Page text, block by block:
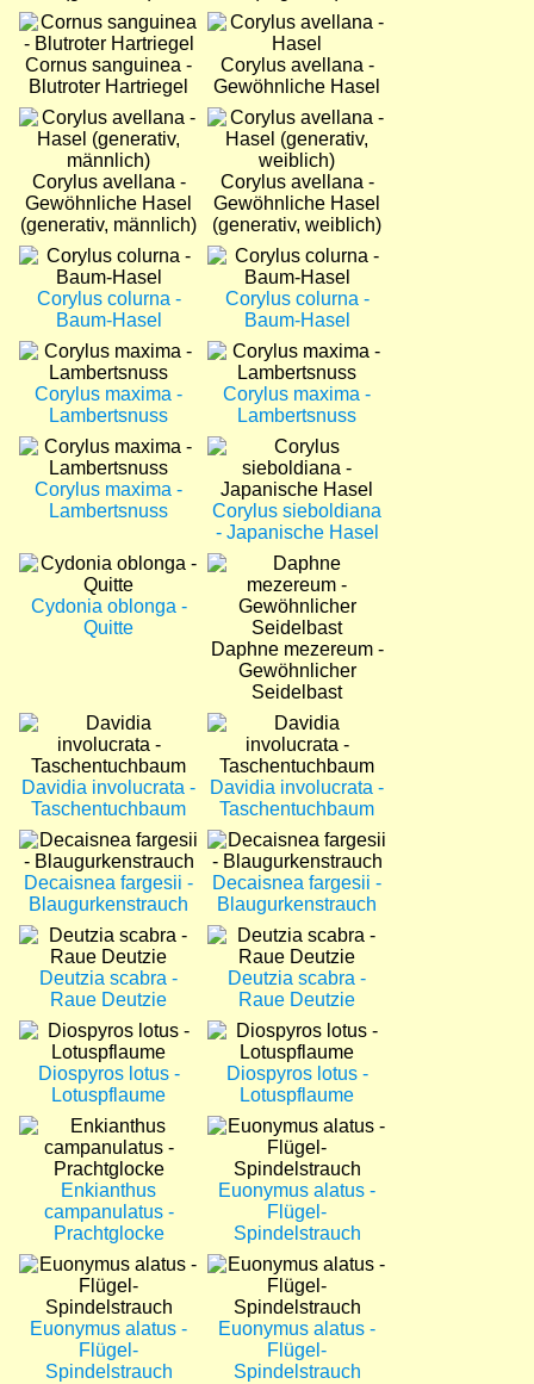
Bild
Cornus sanguinea -
Blutroter Hartriegel
Bild
Corylus avellana -
Gewöhnliche Hasel
Bild
Corylus avellana -
Gewöhnliche Hasel
(generativ, männlich)
Bild
Corylus avellana -
Gewöhnliche Hasel
(generativ, weiblich)
Bild
Corylus colurna -
Baum-Hasel
Bild
Corylus colurna -
Baum-Hasel
Bild
Corylus maxima -
Lambertsnuss
Bild
Corylus maxima -
Lambertsnuss
Bild
Corylus maxima -
Lambertsnuss
Bild
Corylus sieboldiana
- Japanische Hasel
Bild
Cydonia oblonga -
Quitte
Bild
Daphne mezereum -
Gewöhnlicher
Seidelbast
Bild
Davidia involucrata -
Taschentuchbaum
Bild
Davidia involucrata -
Taschentuchbaum
Bild
Decaisnea fargesii -
Blaugurkenstrauch
Bild
Decaisnea fargesii -
Blaugurkenstrauch
Bild
Deutzia scabra -
Raue Deutzie
Bild
Deutzia scabra -
Raue Deutzie
Bild
Diospyros lotus -
Lotuspflaume
Bild
Diospyros lotus -
Lotuspflaume
Bild
Enkianthus
campanulatus -
Prachtglocke
Bild
Euonymus alatus -
Flügel-
Spindelstrauch
Bild
Euonymus alatus -
Flügel-
Spindelstrauch
Bild
Euonymus alatus -
Flügel-
Spindelstrauch